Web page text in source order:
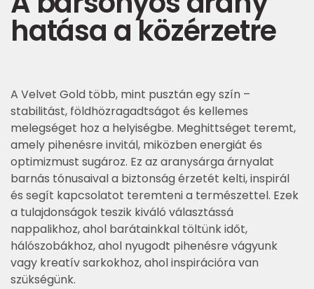
hatása a közérzetre
A Velvet Gold több, mint pusztán egy szín –
stabilitást, földhözragadtságot és kellemes
melegséget hoz a helyiségbe. Meghittséget teremt,
amely pihenésre invitál, miközben energiát és
optimizmust sugároz. Ez az aranysárga árnyalat
barnás tónusaival a biztonság érzetét kelti, inspirál
és segít kapcsolatot teremteni a természettel. Ezek
a tulajdonságok teszik kiváló választássá
nappalikhoz, ahol barátainkkal töltünk időt,
hálószobákhoz, ahol nyugodt pihenésre vágyunk
vagy kreatív sarkokhoz, ahol inspirációra van
szükségünk.